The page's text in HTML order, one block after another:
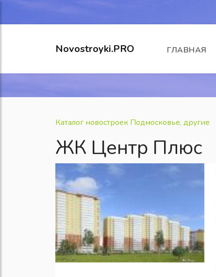
Novostroyki.PRO ГЛАВНАЯ
Каталог новостроек Подмосковье, другие
ЖК Центр Плюс